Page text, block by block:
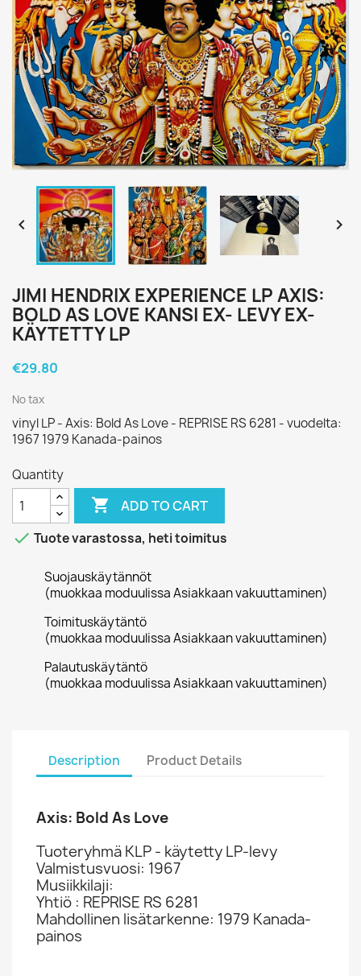
 
JIMI HENDRIX EXPERIENCE LP AXIS:
BOLD AS LOVE KANSI EX- LEVY EX-
KÄYTETTY LP
€29.80
No tax
vinyl LP - Axis: Bold As Love - REPRISE RS 6281 - vuodelta:
1967 1979 Kanada-painos
Quantity
 ADD TO CART
 Tuote varastossa, heti toimitus
Suojauskäytännöt
(muokkaa moduulissa Asiakkaan vakuuttaminen)
Toimituskäytäntö
(muokkaa moduulissa Asiakkaan vakuuttaminen)
Palautuskäytäntö
(muokkaa moduulissa Asiakkaan vakuuttaminen)
Description Product Details
Axis: Bold As Love
Tuoteryhmä KLP - käytetty LP-levy
Valmistusvuosi: 1967
Musiikkilaji:
Yhtiö : REPRISE RS 6281
Mahdollinen lisätarkenne: 1979 Kanada-
painos